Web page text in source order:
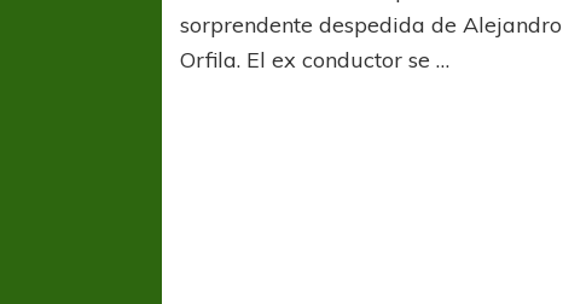
Atlanta
sorprendente despedida de Alejandro
Orfila. El ex conductor se …